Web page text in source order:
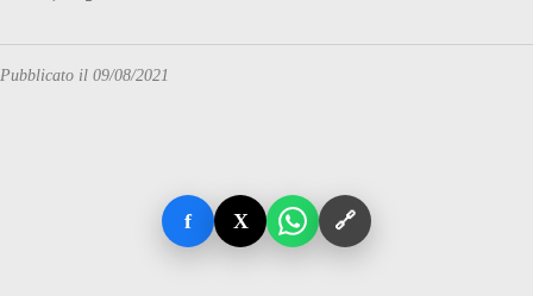
Pubblicato il 09/08/2021
f X 🔗